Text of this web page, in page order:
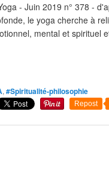
- Juin 2019 n° 378 -
le yoga cherche à
mental et spirituel
, #Spiritualité-philosophie
Repost